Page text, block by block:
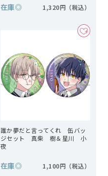
在庫◎ 1,320円
誰か夢だと言ってくれ 缶バッ
ジセット 真柴 樹＆星川 小
夜
在庫◎ 1,100円